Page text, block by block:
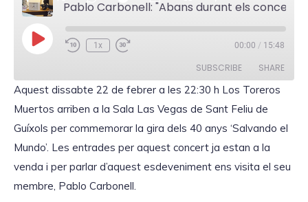
P
l
E
p
i
s
o
d
e
1x 00:00 / 15:48
SUBSCRIBE SHARE
SHARE
Aquest dissabte 22 de febrer a les 22:30 h Los Toreros
Muertos arriben a la Sala Las Vegas de Sant Feliu de
Guíxols per commemorar la gira dels 40 anys ‘Salvando el
Mundo’. Les entrades per aquest concert ja estan a la
venda i per parlar d’aquest esdeveniment ens visita el seu
membre, Pablo Carbonell.